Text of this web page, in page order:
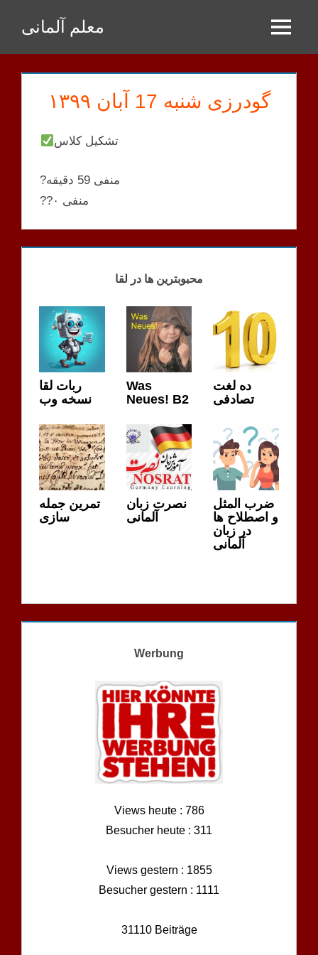
Inhalt
springen
معلم آلمانی Menu
گودرزی شنبه 17 آبان ۱۳۹۹
تشکیل کلاس
?منفی 59 دقیقه
??منفی ۰
محبوبترین ها در لقا
ربات لقا
نسخه وب
Was
Neues! B2
ده لغت
تصادفی
تمرین جمله
سازی
نصرت زبان
آلمانی
ضرب المثل
و اصطلاح ها
در زبان
آلمانی
Werbung
Views heute : 786
Besucher heute : 311
Views gestern : 1855
Besucher gestern : 1111
31110 Beiträge